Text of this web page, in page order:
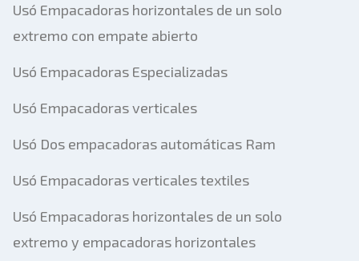
Usó Empacadoras horizontales de un solo
extremo con empate abierto
Usó Empacadoras Especializadas
Usó Empacadoras verticales
Usó Dos empacadoras automáticas Ram
Usó Empacadoras verticales textiles
Usó Empacadoras horizontales de un solo
extremo y empacadoras horizontales